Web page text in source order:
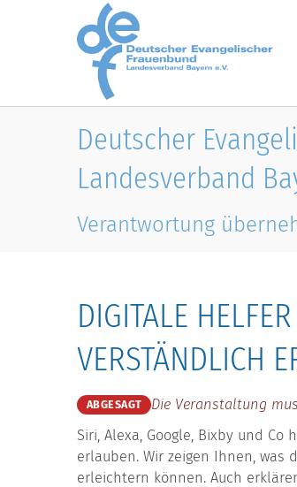
Skip to main content
Deutscher
Landesverband
Verantwortung
DIGITALE
VERSTÄNDLICH
ABGESAGT
Die Veranstaltung
Siri, Alexa, Google, Bixby und
erlauben. Wir zeigen Ihnen, was
erleichtern können. Auch